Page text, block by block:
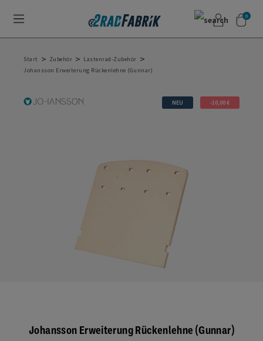
0
Start > Zubehör > Lastenrad-Zubehör >
Johansson Erweiterung Rückenlehne (Gunnar)
NEU -10,00 €
Johansson Erweiterung Rückenlehne (Gunnar)